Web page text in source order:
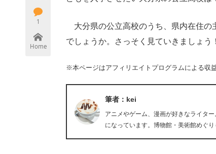
1
Home
大分県の公立高校のうち、県内在住の
でしょうか。さっそく見ていきましょう！
※本ページはアフィリエイトプログラムによる収
筆者：kei
アニメやゲーム、漫画が好きなライタ
になっています。博物館・美術館めぐ